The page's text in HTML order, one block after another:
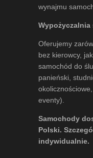
wynajmu
Oferujemy
bez kierowcy,
samochód do
panieński,
eventy).
Samochody
Polski.
indywidualnie.